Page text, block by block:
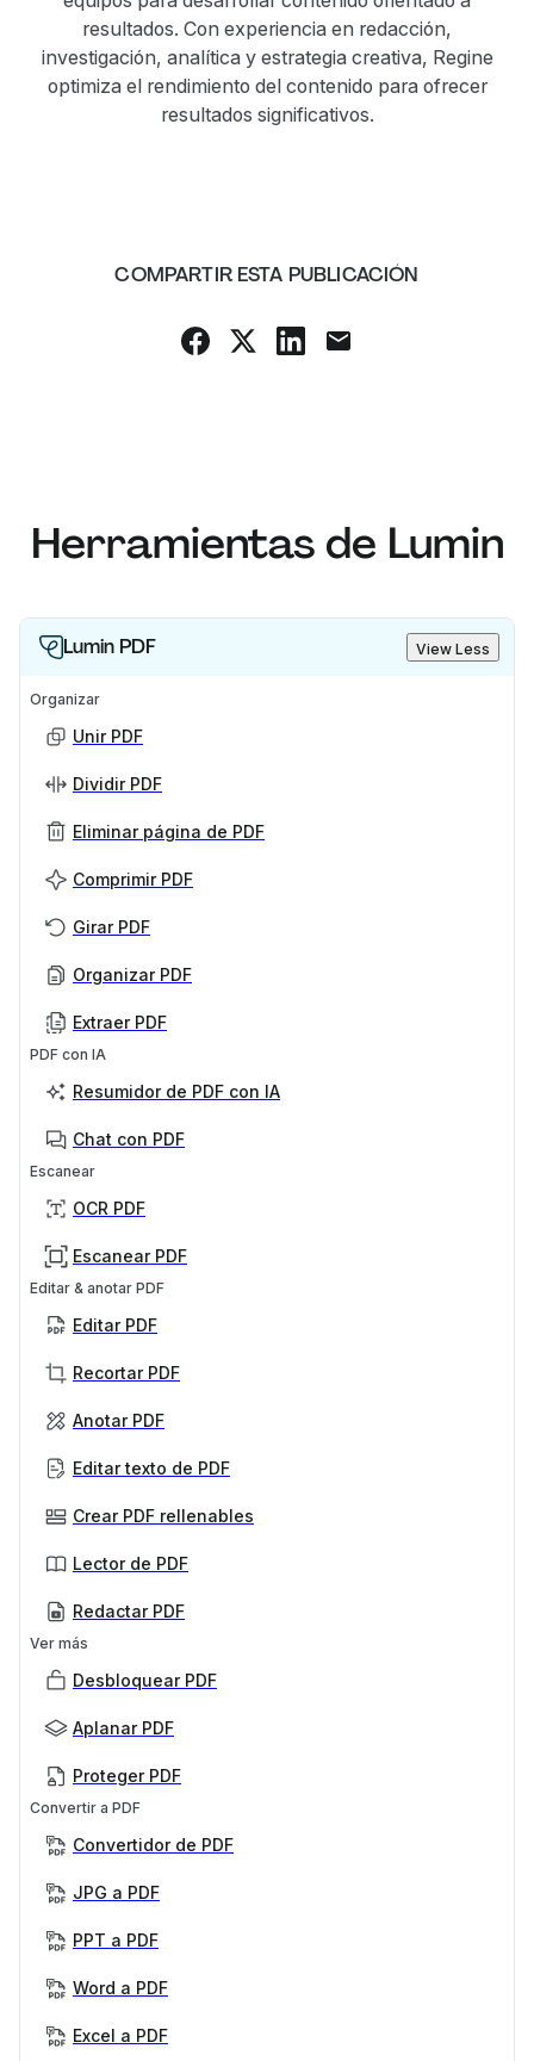
resultados. Con experiencia en redacción,
investigación, analítica y estrategia creativa, Regine
optimiza el rendimiento del contenido para ofrecer
resultados significativos.
COMPARTIR ESTA PUBLICACIÓN
Herramientas de Lumin
Lumin PDF View Less
Organizar
Unir PDF
Dividir PDF
Eliminar página de PDF
Comprimir PDF
Girar PDF
Organizar PDF
Extraer PDF
PDF con IA
Resumidor de PDF con IA
Chat con PDF
Escanear
OCR PDF
Escanear PDF
Editar & anotar PDF
Editar PDF
Recortar PDF
Anotar PDF
Editar texto de PDF
Crear PDF rellenables
Lector de PDF
Redactar PDF
Ver más
Desbloquear PDF
Aplanar PDF
Proteger PDF
Convertir a PDF
Convertidor de PDF
JPG a PDF
PPT a PDF
Word a PDF
Excel a PDF